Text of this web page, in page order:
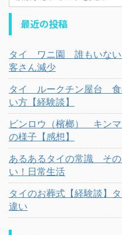
最近の投稿
タイ ワニ園 誰もいな
客さん減少
タイ ルークチン屋台
い方【経験談】
ビンロウ（檳榔） キン
の様子【感想】
あるあるタイの常識 そ
い！日常生活
タイのお葬式【経験談】
違い